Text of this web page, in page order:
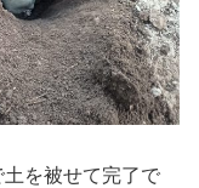
を被せて完了で